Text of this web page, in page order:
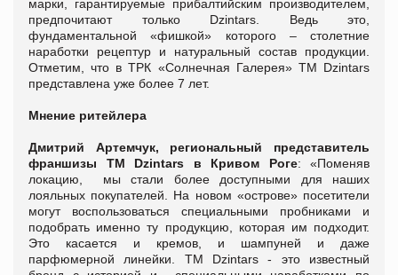
марки, гарантируемые прибалтийским производителем,
предпочитают только Dzintars. Ведь это,
фундаментальной «фишкой» которого – столетние
наработки рецептур и натуральный состав продукции.
Отметим, что в ТРК «Солнечная Галерея» ТМ Dzintars
представлена уже более 7 лет.
Мнение ритейлера
Дмитрий Артемчук, региональный представитель
франшизы ТМ Dzintars в Кривом Роге: «Поменяв
локацию, мы стали более доступными для наших
лояльных покупателей. На новом «острове» посетители
могут воспользоваться специальными пробниками и
подобрать именно ту продукцию, которая им подходит.
Это касается и кремов, и шампуней и даже
парфюмерной линейки. ТМ Dzintars - это известный